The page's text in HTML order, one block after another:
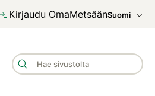
Kirjaudu OmaMetsäänSuomi